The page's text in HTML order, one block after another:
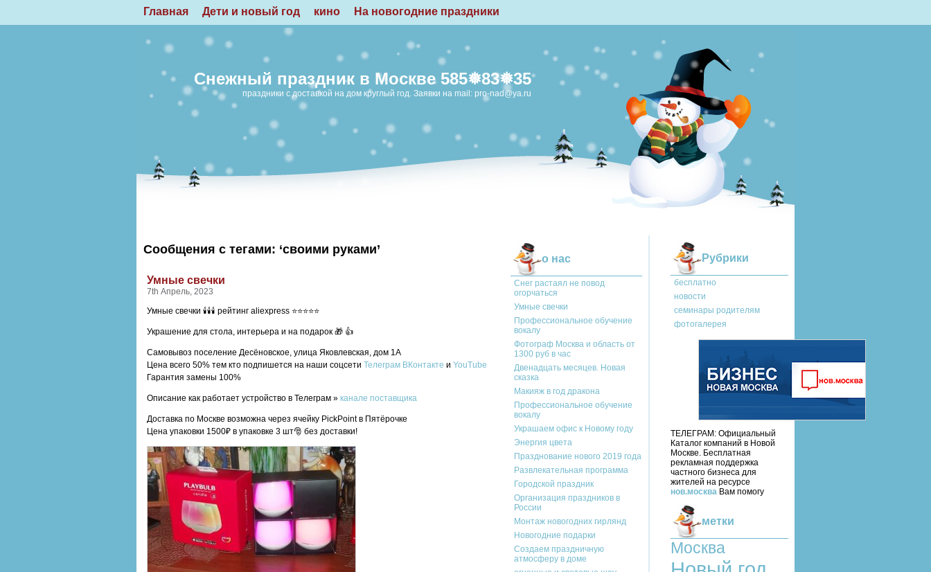
Главная Дети и новый год кино На новогодние праздники
Снежный праздник в Москве 585❅83❅35
праздники с доставкой на дом круглый год. Заявки на mail: pro-nad@ya.ru
Сообщения с тегами: ‘своими руками’
Умные свечки
7th Апрель, 2023
Умные свечки 🕯🕯🕯 рейтинг aliexpress ⭐⭐⭐⭐⭐
Украшение для стола, интерьера и на подарок 🎁 👍
Самовывоз поселение Десёновское, улица Яковлевская, дом 1А
Цена всего 50% тем кто подпишется на наши соцсети Телеграм ВКонтакте и YouTube
Гарантия замены 100%
Описание как работает устройство в Телеграм » канале поставщика
Доставка по Москве возможна через ячейку PickPoint в Пятёрочке
Цена упаковки 1500₽ в упаковке 3 шт🎅 без доставки!
о нас
Снег растаял не повод
огорчаться
Умные свечки
Профессиональное обучение
вокалу
Фотограф Москва и область от
1300 руб в час
Двенадцать месяцев. Новая
сказка
Макияж в год дракона
Профессиональное обучение
вокалу
Украшаем офис к Новому году
Энергия цвета
Празднование нового 2019 года
Развлекательная программа
Городской праздник
Организация праздников в
России
Монтаж новогодних гирлянд
Новогодние подарки
Создаем праздничную
атмосферу в доме
Рубрики
бесплатно
новости
семинары родителям
фотогалерея
ТЕЛЕГРАМ: Официальный
Каталог компаний в Новой
Москве. Бесплатная
рекламная поддержка
частного бизнеса для
жителей на ресурсе
нов.москва Вам помогу
метки
Москва